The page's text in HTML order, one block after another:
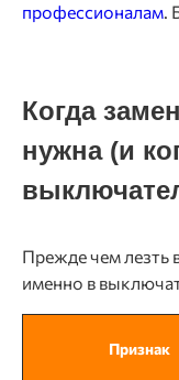
профессионалам.
Когда
нужна (и
Прежде чем лезть
именно в
Признак